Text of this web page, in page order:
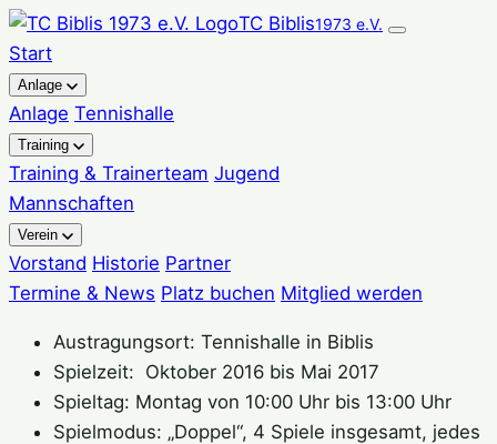
Zum
Inhalt
springen
TC Biblis1973 e.V.
Start
Anlage
Anlage Tennishalle
Training
Training & Trainerteam Jugend
Mannschaften
Verein
Vorstand Historie Partner
Termine & News Platz buchen Mitglied werden
Austragungsort: Tennishalle in Biblis
Spielzeit: Oktober 2016 bis Mai 2017
Spieltag: Montag von 10:00 Uhr bis 13:00 Uhr
Spielmodus: „Doppel“, 4 Spiele insgesamt, jedes